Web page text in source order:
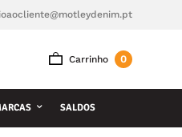
Carrinho 0
SALDOS